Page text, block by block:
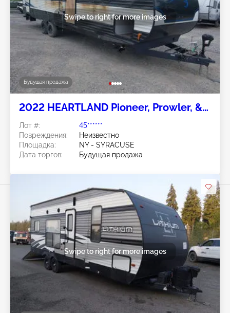
Будущая продажа
Swipe to right for more images
2022 HEARTLAND Pioneer, Prowler, &
Лот #:
45******
Повреждения:
Неизвестно
Площадка:
NY - SYRACUSE
Дата торгов:
Будущая продажа
Swipe to right for more images